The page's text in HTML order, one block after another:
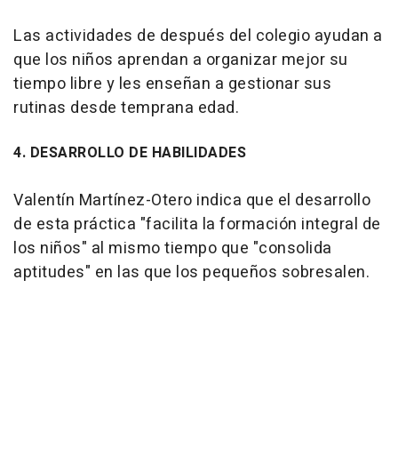
Las actividades de después del colegio ayudan a
que los niños aprendan a organizar mejor su
tiempo libre y les enseñan a gestionar sus
rutinas desde temprana edad.
4. DESARROLLO DE HABILIDADES
Valentín Martínez-Otero indica que el desarrollo
de esta práctica "facilita la formación integral de
los niños" al mismo tiempo que "consolida
aptitudes" en las que los pequeños sobresalen.